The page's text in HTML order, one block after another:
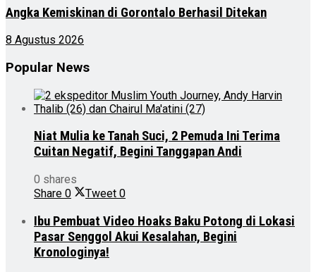
Angka Kemiskinan di Gorontalo Berhasil Ditekan
8 Agustus 2026
Popular News
Niat Mulia ke Tanah Suci, 2 Pemuda Ini Terima
Cuitan Negatif, Begini Tanggapan Andi
0 shares
Share 0 Tweet 0
Ibu Pembuat Video Hoaks Baku Potong di Lokasi
Pasar Senggol Akui Kesalahan, Begini
Kronologinya!